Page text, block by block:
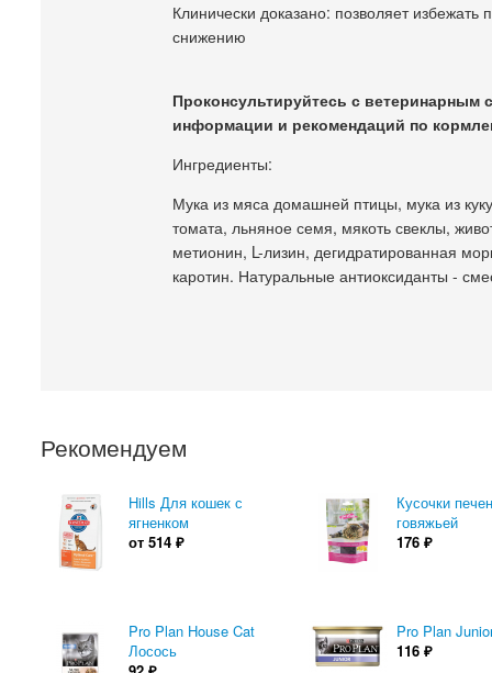
Клинически доказано: позволяет
снижению
Проконсультируйтесь с ветеринарным
информации и рекомендаций по
Ингредиенты:
Мука из мяса домашней птицы, мука из
томата, льняное семя, мякоть свеклы,
метионин, L-лизин, дегидратированная
каротин. Натуральные антиоксиданты -
Рекомендуем
Hills Для кошек с
ягненком
от 514 ₽
Кусочки
говяжьей
176 ₽
Pro Plan House Cat
Лосось
Pro Plan
116 ₽